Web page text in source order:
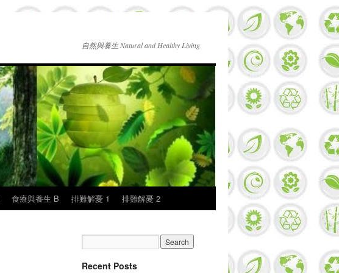
自然與養生 Natural and Healthy Living
食療與養生 B 排難解憂 1 排難解憂 2
Recent Posts